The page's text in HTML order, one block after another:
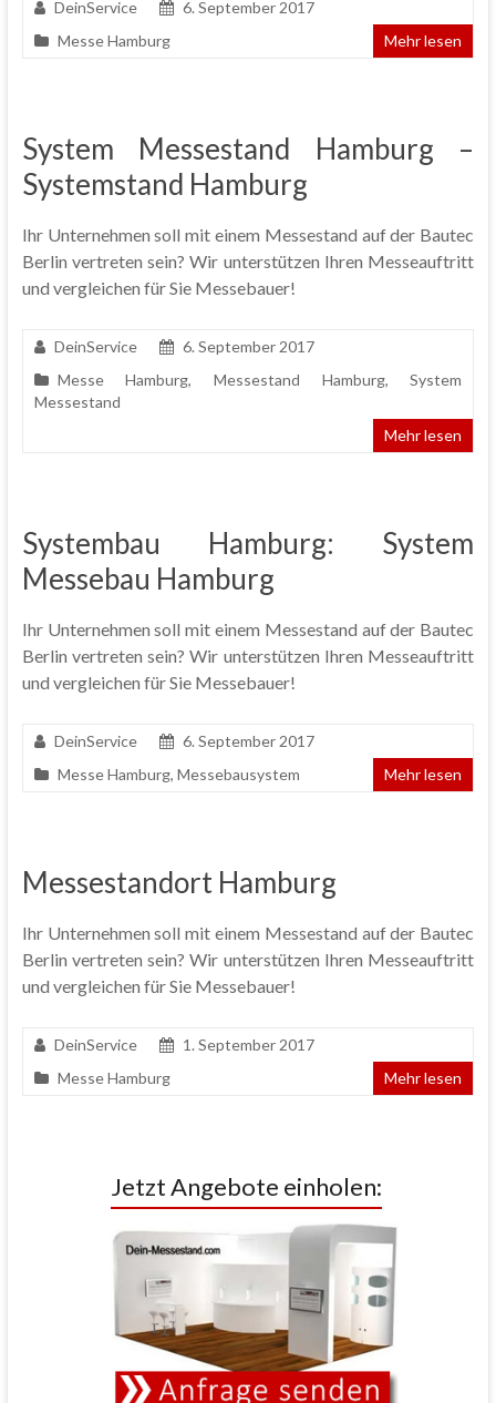
DeinService
6. September 2017
Messe Hamburg
Mehr lesen
System Messestand Hamburg –
Systemstand Hamburg
Ihr Unternehmen soll mit einem Messestand auf der Bautec
Berlin vertreten sein? Wir unterstützen Ihren Messeauftritt
und vergleichen für Sie Messebauer!
DeinService
6. September 2017
Messe Hamburg, Messestand Hamburg,System
Messestand
Mehr lesen
Systembau Hamburg: System
Messebau Hamburg
Ihr Unternehmen soll mit einem Messestand auf der Bautec
Berlin vertreten sein? Wir unterstützen Ihren Messeauftritt
und vergleichen für Sie Messebauer!
DeinService
6. September 2017
Messe Hamburg, Messebausystem Mehr lesen
Messestandort Hamburg
Ihr Unternehmen soll mit einem Messestand auf der Bautec
Berlin vertreten sein? Wir unterstützen Ihren Messeauftritt
und vergleichen für Sie Messebauer!
DeinService
1. September 2017
Messe Hamburg
Mehr lesen
Jetzt Angebote einholen: